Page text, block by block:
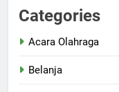
Categories
Acara Olahraga
Belanja